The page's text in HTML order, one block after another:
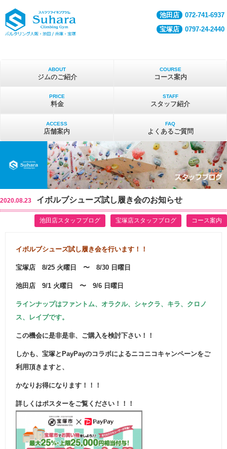
池田店
072-741-6937
宝塚店
0797-24-2440
ABOUT
ジムのご紹介
COURSE
コース案内
PRICE
料金
STAFF
スタッフ紹介
ACCESS
店舗案内
FAQ
よくあるご質問
2020.08.23 イボルブシューズ試し履き会のお知らせ
コース案内
宝塚店スタッフブログ
池田店スタッフブログ
イボルブシューズ試し履き会を行います！！
宝塚店 8/25 火曜日 〜 8/30 日曜日
池田店 9/1 火曜日 〜 9/6 日曜日
ラインナップはファントム、オラクル、シャクラ、キラ、クロノ
ス、レイブです。
この機会に是非是非、ご購入を検討下さい！！
しかも、宝塚とPayPayのコラボによるニコニコキャンペーンをご
利用頂きますと、
かなりお得になります！！！
詳しくはポスターをご覧ください！！！